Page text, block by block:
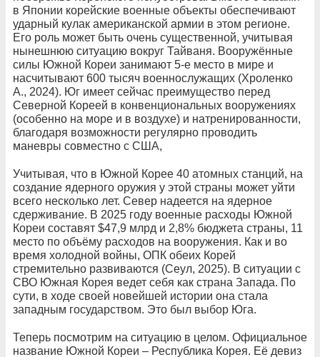
в Японии корейские военные объекты обеспечивают
ударный кулак американской армии в этом регионе.
Его роль может быть очень существенной, учитывая
нынешнюю ситуацию вокруг Тайваня. Вооружённые
силы Южной Кореи занимают 5-е место в мире и
насчитывают 600 тысяч военнослужащих (Хроленко
А., 2024). Юг имеет сейчас преимущество перед
Северной Кореей в конвенциональных вооружениях
(особенно на море и в воздухе) и натренированности,
благодаря возможности регулярно проводить
маневры совместно с США,
Учитывая, что в Южной Корее 40 атомных станций, на
создание ядерного оружия у этой страны может уйти
всего несколько лет. Север надеется на ядерное
сдерживание. В 2025 году военные расходы Южной
Кореи составят $47,9 млрд и 2,8% бюджета страны, 11
место по объёму расходов на вооружения. Как и во
время холодной войны, ОПК обеих Корей
стремительно развиваются (Сеул, 2025). В ситуации с
СВО Южная Корея ведет себя как страна Запада. По
сути, в ходе своей новейшей истории она стала
западным государством. Это был выбор Юга.
Теперь посмотрим на ситуацию в целом. Официальное
название Южной Кореи – Республика Корея. Её девиз